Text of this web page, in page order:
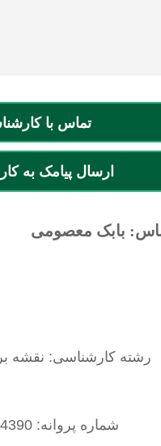
تماس با
ارسال پیامک به
بابک معصومی
رشته کارشناسی: نقشه
شماره پروانه: 4390